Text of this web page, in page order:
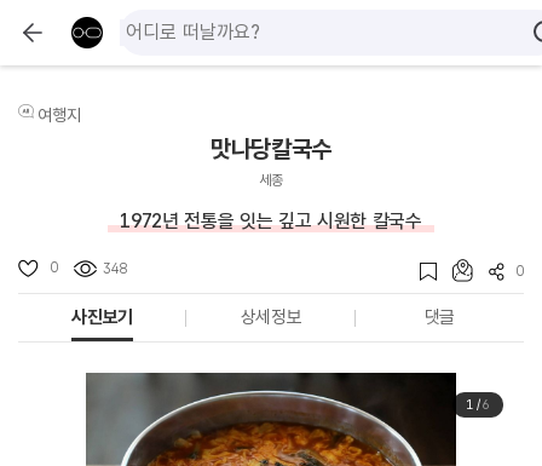
여행지
맛나당칼국수
세종
1972년 전통을 잇는 깊고 시원한 칼국수
0 348 0
사진보기 상세정보 댓글
1/6